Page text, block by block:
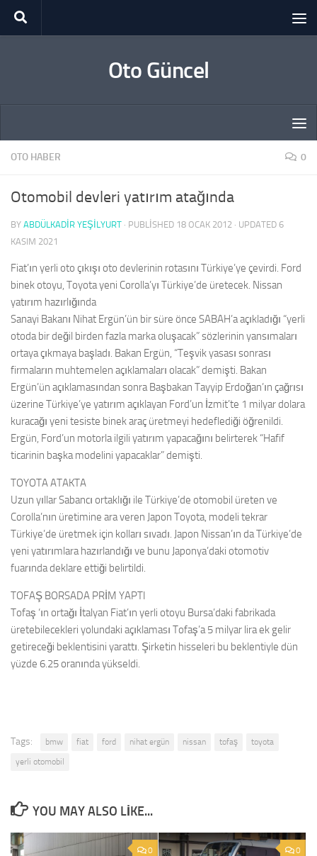
Skip to content
Oto Güncel
OTO HABER 0
Otomobil devleri yatırım atağında
BY ABDÜLKADIR YEŞİLYURT · PUBLISHED 18 OCAK 2012 · UPDATED 6
KASIM 2021
Fiat’ın yerli oto çıkışı oto devlerinin rotasını Türkiye’ye çevirdi. Ford
binek otoyu, Toyota yeni Corolla’yı Türkiye’de üretecek. Nissan
yatırım hazırlığında
Sanayi Bakanı Nihat Ergün’ün bir süre önce SABAH’a açıkladığı “yerli
otoda bir değil birden fazla marka oluşacak” sözlerinin yansımaları
ortaya çıkmaya başladı. Bakan Ergün, “Teşvik yasası sonrası
firmaların muhtemelen açıklamaları olacak” demişti. Bakan
Ergün’ün açıklamasından sonra Başbakan Tayyip Erdoğan’ın çağrısı
üzerine Türkiye’ye yatırım açıklayan Ford’un İzmit’te 1 milyar dolara
kuracağı yeni tesiste binek araç üretmeyi hedeflediği öğrenildi.
Ergün, Ford’un motorla ilgili yatırım yapacağını belirterek “Hafif
ticarinin başka modelini yapacaklar” demişti.
TOYOTA ATAKTA
Uzun yıllar Sabancı ortaklığı ile Türkiye’de otomobil üreten ve
Corolla’nın üretimine ara veren Japon Toyota, modeli tekrar
Türkiye’de üretmek için kolları sıvadı. Japon Nissan’ın da Türkiye’de
yeni yatırımlara hazırlandığı ve bunu Japonya’daki otomotiv
fuarında deklare ettiği belirtildi.
TOFAŞ BORSADA PRİM YAPTI
Tofaş ‘ın ortağı İtalyan Fiat’ın yerli otoyu Bursa’daki fabrikada
üretebilecekleri yolundaki açıklaması Tofaş’a 5 milyar lira ek gelir
getireceği beklentisini yarattı. Şirketin hisseleri bu beklentiyle dün
yüzde 6.25 oranında yükseldi.
Tags: bmw fiat ford nihat ergün nissan tofaş
toyota
yerli otomobil
YOU MAY ALSO LIKE...
0 0